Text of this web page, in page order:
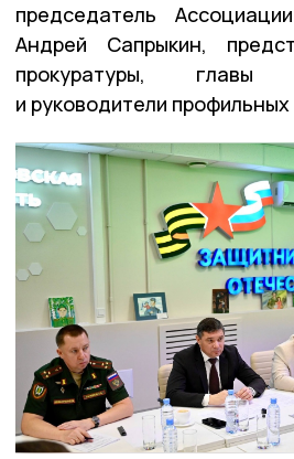
председатель
Андрей Сапрыкин,
прокуратуры, главы
и руководители